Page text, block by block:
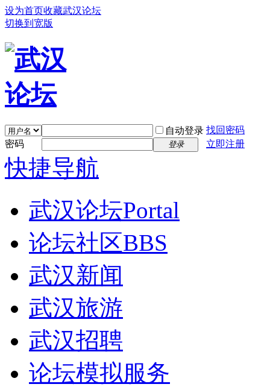
设为首页收藏武汉论坛
切换到宽版
自动登录 找回密码
密码
登录 立即注册
快捷导航
武汉论坛Portal
论坛社区BBS
武汉新闻
武汉旅游
武汉招聘
论坛模拟服务